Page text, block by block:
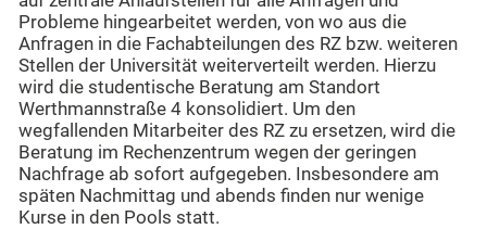
Probleme hingearbeitet werden, von wo aus die
Anfragen in die Fachabteilungen des RZ bzw. weiteren
Stellen der Universität weiterverteilt werden. Hierzu
wird die studentische Beratung am Standort
Werthmannstraße 4 konsolidiert. Um den
wegfallenden Mitarbeiter des RZ zu ersetzen, wird die
Beratung im Rechenzentrum wegen der geringen
Nachfrage ab sofort aufgegeben. Insbesondere am
späten Nachmittag und abends finden nur wenige
Kurse in den Pools statt.